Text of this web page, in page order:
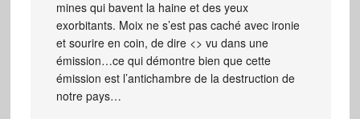
mines qui bavent la haine et des yeux
exorbitants. Moix ne s’est pas caché avec ironie
et sourire en coin, de dire <> vu dans une
émission…ce qui démontre bien que cette
émission est l’antichambre de la destruction de
notre pays…